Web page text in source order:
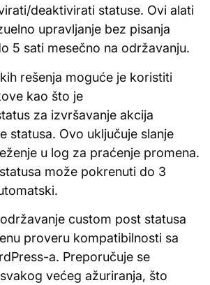
deaktivirati statuse. Ovi alati
upravljanje bez pisanja
5 sati mesečno na održavanju.
rešenja moguće je koristiti
kao što je
za izvršavanje akcija
statusa. Ovo uključuje slanje
u log za praćenje promena.
može pokrenuti do 3
custom post statusa
proveru kompatibilnosti sa
a. Preporučuje se
većeg ažuriranja, što